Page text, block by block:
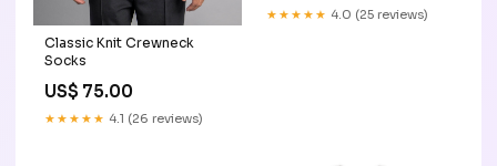
Classic Knit Crewneck
Socks
US$ 75.00
★★★★★ 4.1 (26 reviews)
★★★★★ 4.0 (25 reviews)